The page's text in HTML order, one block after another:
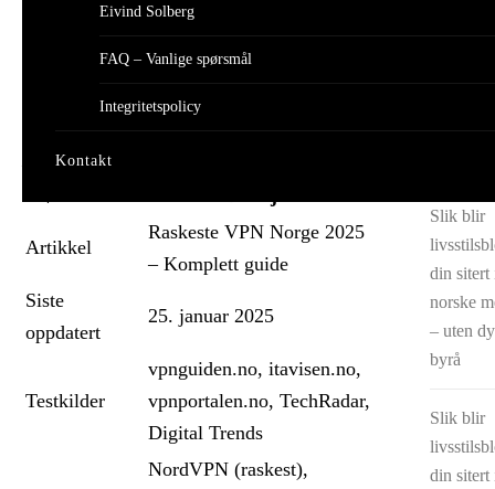
Eivind Solberg
FAQ – Vanlige spørsmål
Integritetspolicy
Kontakt
Raskeste VPN Norge 2025 –
Komplett guide
Estimert lesetid: 8 minutter
Artikkel
Raskeste VPN Norge 2025
– Komplett guide
Siste
oppdatert
25. januar 2025
Testkilder
vpnguiden.no, itavisen.no,
vpnportalen.no, TechRadar,
Digital Trends
NordVPN (raskest),
Slik blir
din sitert
norske
– uten
byrå
Slik blir
din sitert